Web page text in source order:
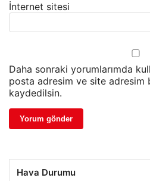
İnternet sitesi
Daha sonraki yorumlarımda
posta adresim ve site adresim
kaydedilsin.
Hava Durumu